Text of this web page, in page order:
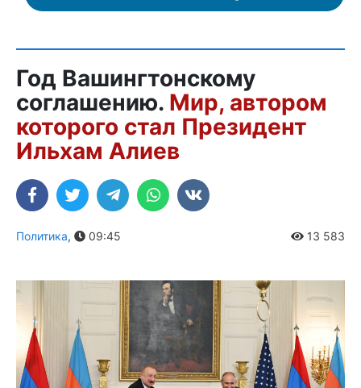
Год Вашингтонскому
соглашению. Мир, автором
которого стал Президент
Ильхам Алиев
Политика, 09:45 13 583